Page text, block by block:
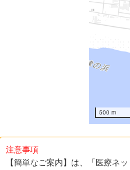
500 m
注意事項
【簡単なご案内】は、「医療ネ